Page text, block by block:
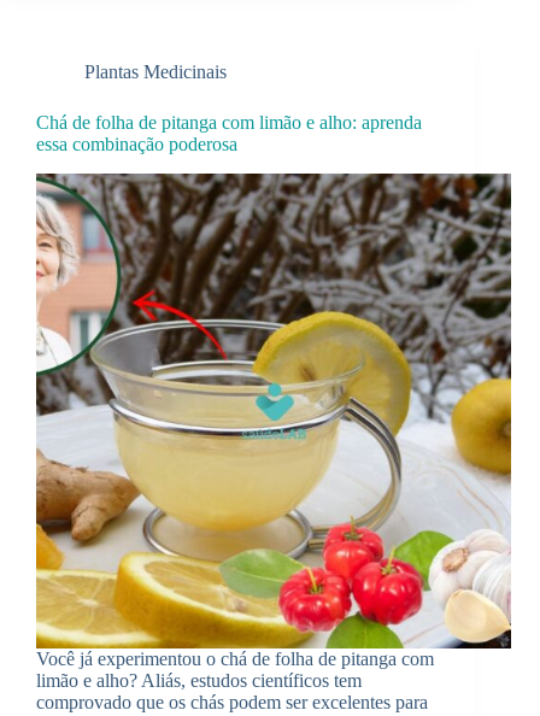
Plantas Medicinais
Chá de folha de pitanga com limão e alho: aprenda
essa combinação poderosa
Você já experimentou o chá de folha de pitanga com
limão e alho? Aliás, estudos científicos tem
comprovado que os chás podem ser excelentes para